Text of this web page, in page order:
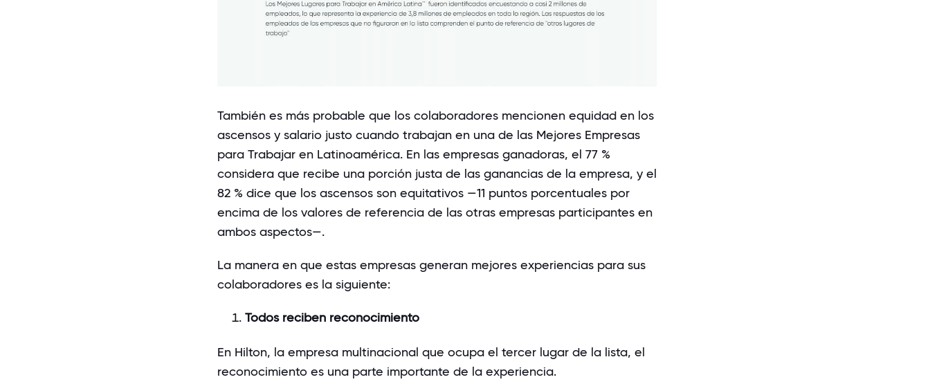
También es más probable que los colaboradores mencionen equidad en los
ascensos y salario justo cuando trabajan en una de las Mejores Empresas
para Trabajar en Latinoamérica. En las empresas ganadoras, el 77 %
considera que recibe una porción justa de las ganancias de la empresa, y el
82 % dice que los ascensos son equitativos —11 puntos porcentuales por
encima de los valores de referencia de las otras empresas participantes en
ambos aspectos—.
La manera en que estas empresas generan mejores experiencias para sus
colaboradores es la siguiente:
Todos reciben reconocimiento
En Hilton, la empresa multinacional que ocupa el tercer lugar de la lista, el
reconocimiento es una parte importante de la experiencia.